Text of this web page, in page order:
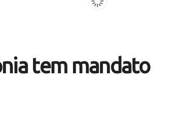
tem mandato